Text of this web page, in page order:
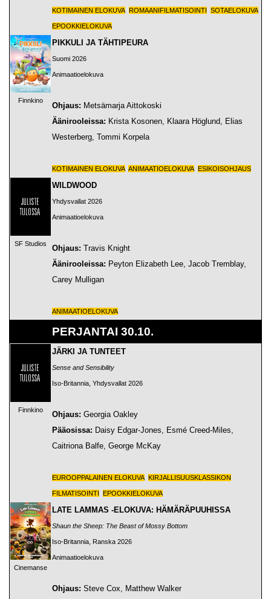
KOTIMAINEN ELOKUVA ROMAANIFILMATISOINTI SOTAELOKUVA
EPOOKKIELOKUVA
Finnkino
PIKKULI JA TÄHTIPEURA
Suomi 2026
Animaatioelokuva
Ohjaus: Metsämarja Aittokoski
Äänirooleissa: Krista Kosonen, Klaara Höglund, Elias
Westerberg, Tommi Korpela
KOTIMAINEN ELOKUVA ANIMAATIOELOKUVA ESIKOISOHJAUS
SF Studios
WILDWOOD
Yhdysvallat 2026
Animaatioelokuva
Ohjaus: Travis Knight
Äänirooleissa: Peyton Elizabeth Lee, Jacob Tremblay,
Carey Mulligan
ANIMAATIOELOKUVA
PERJANTAI 30.10.
Finnkino
JÄRKI JA TUNTEET
Sense and Sensibility
Iso-Britannia, Yhdysvallat 2026
Ohjaus: Georgia Oakley
Pääosissa: Daisy Edgar-Jones, Esmé Creed-Miles,
Caitriona Balfe, George McKay
EUROOPPALAINEN ELOKUVA KIRJALLISUUSKLASSIKON
FILMATISOINTI EPOOKKIELOKUVA
Cinemanse
LATE LAMMAS -ELOKUVA: HÄMÄRÄPUUHISSA
Shaun the Sheep: The Beast of Mossy Bottom
Iso-Britannia, Ranska 2026
Animaatioelokuva
Ohjaus: Steve Cox, Matthew Walker